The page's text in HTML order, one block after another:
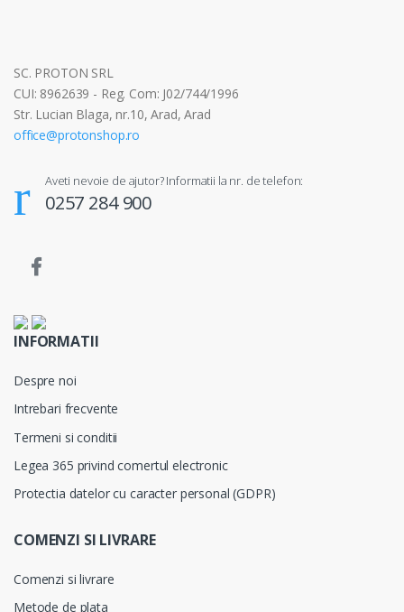
SC. PROTON SRL
CUI: 8962639 - Reg. Com: J02/744/1996
Str. Lucian Blaga, nr.10, Arad, Arad
office@protonshop.ro
Aveti nevoie de ajutor? Informatii la nr. de telefon:
0257 284 900
INFORMATII
Despre noi
Intrebari frecvente
Termeni si conditii
Legea 365 privind comertul electronic
Protectia datelor cu caracter personal (GDPR)
COMENZI SI LIVRARE
Comenzi si livrare
Metode de plata